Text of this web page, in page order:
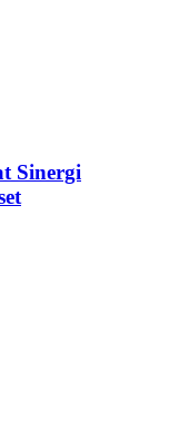
Sinergi